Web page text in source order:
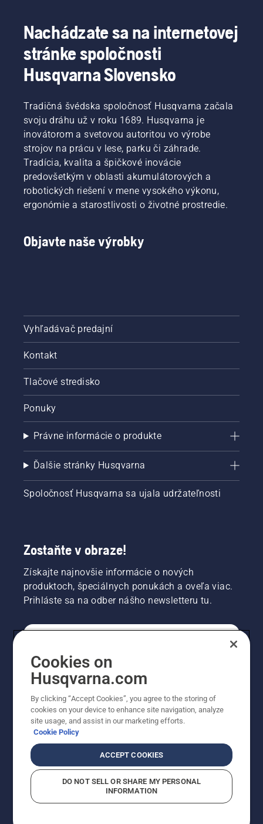
Nachádzate sa na internetovej
stránke spoločnosti
Husqvarna Slovensko
Tradičná švédska spoločnosť Husqvarna začala
svoju dráhu už v roku 1689. Husqvarna je
inovátorom a svetovou autoritou vo výrobe
strojov na prácu v lese, parku či záhrade.
Tradícia, kvalita a špičkové inovácie
predovšetkým v oblasti akumulátorových a
robotických riešení v mene vysokého výkonu,
ergonómie a starostlivosti o životné prostredie.
Objavte naše výrobky
Vyhľadávač predajní
Kontakt
Tlačové stredisko
Ponuky
Právne informácie o produkte
Ďalšie stránky Husqvarna
Spoločnosť Husqvarna sa ujala udržateľnosti
Zostaňte v obraze!
Získajte najnovšie informácie o nových
produktoch, špeciálnych ponukách a oveľa viac.
Prihláste sa na odber nášho newsletteru tu.
PROFESIONÁLNE
Cookies on
Husqvarna.com
By clicking “Accept Cookies”, you agree to the storing of
cookies on your device to enhance site navigation, analyze
site usage, and assist in our marketing efforts.
Cookie Policy
ACCEPT COOKIES
DO NOT SELL OR SHARE MY PERSONAL
INFORMATION